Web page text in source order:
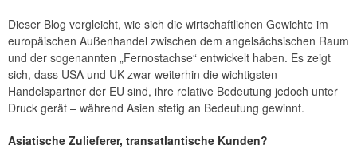
Dieser Blog vergleicht, wie sich die wirtschaftlichen Gewichte im
europäischen Außenhandel zwischen dem angelsächsischen Raum
und der sogenannten „Fernostachse“ entwickelt haben. Es zeigt
sich, dass USA und UK zwar weiterhin die wichtigsten
Handelspartner der EU sind, ihre relative Bedeutung jedoch unter
Druck gerät – während Asien stetig an Bedeutung gewinnt.
Asiatische Zulieferer, transatlantische Kunden?